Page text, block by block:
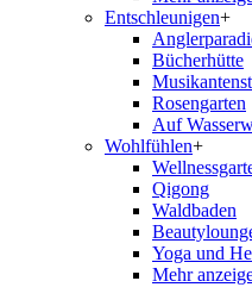
Entschleunigen+
Bücherhütte
Rosengarten
Auf
Wohlfühlen+
Qigong
Waldbaden
Yoga und
Mehr